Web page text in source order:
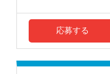
【成長のための5つの
仕事をする上では5つ
げ、一人ひとりが実行
より多くの「ありがと
今後もお客様に満足し
お客様から信頼され、
一緒に歩んでみません
【将来オフィスをお任
応募する